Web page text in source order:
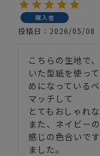
購入者
投稿日 2026/05/08
こちらの生地で
いた型紙を使っ
めになっている
マッチして
とてもおしゃれ
また、ネイビー
感じの色合いで
ました。